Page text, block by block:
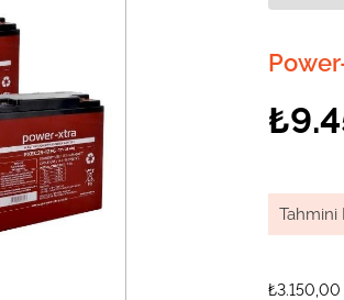
Tahmini
₺3.150,00